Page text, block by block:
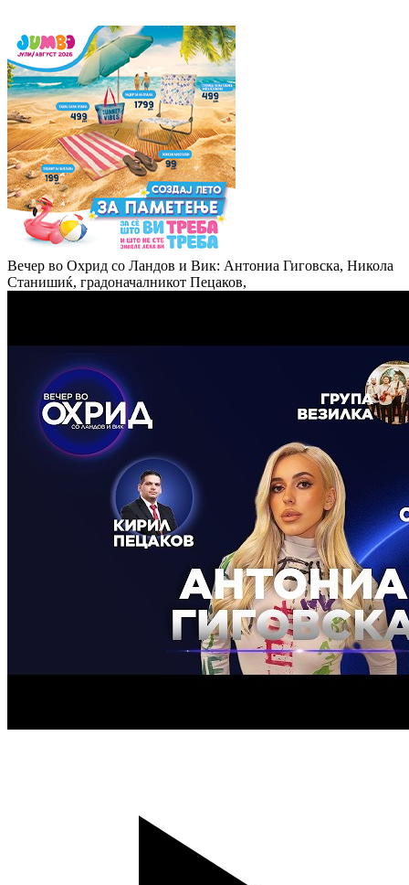
Вечер во Охрид со Ландов и Вик: Антониа Гиговска, Никола
Станишиќ, градоначалникот Пецаков,